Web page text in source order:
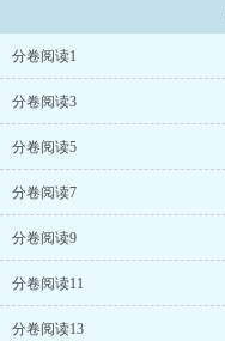
分卷阅读1
分卷阅读3
分卷阅读5
分卷阅读7
分卷阅读9
分卷阅读11
分卷阅读13